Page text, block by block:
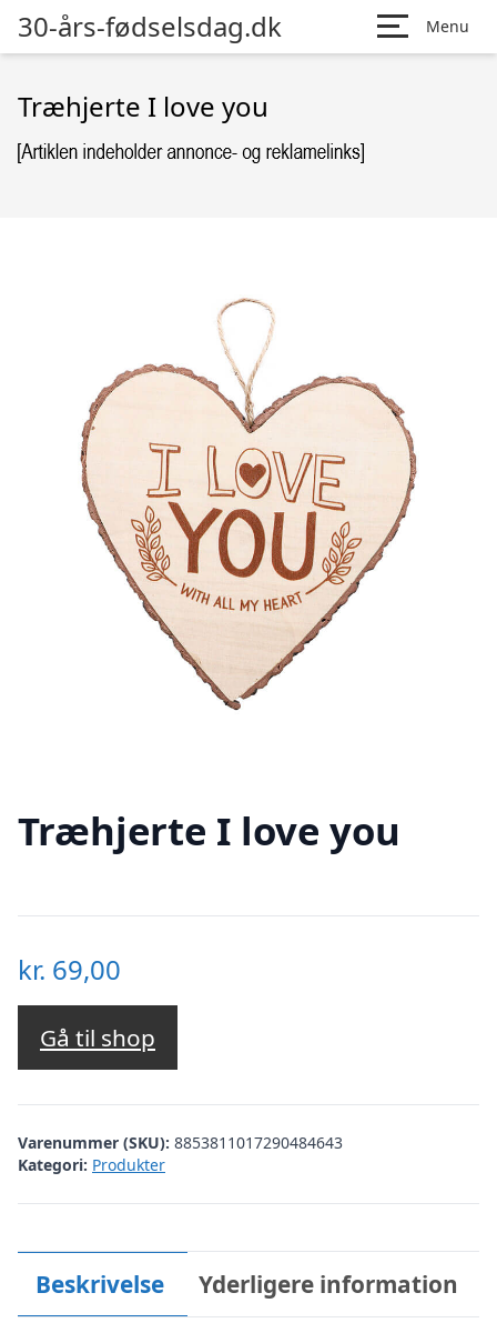
30-års-fødselsdag.dk Menu
Træhjerte I love you
Træhjerte I love you
kr. 69,00
Gå til shop
Varenummer (SKU): 8853811017290484643
Kategori: Produkter
Beskrivelse Yderligere information